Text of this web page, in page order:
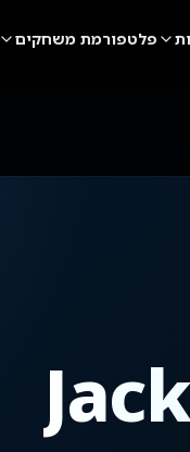
פלטפורמת משחקים